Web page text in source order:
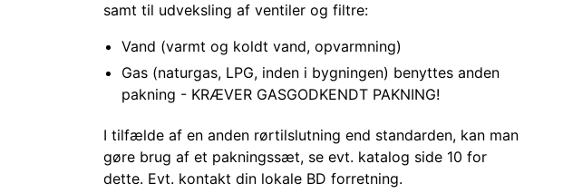
samt til udveksling af ventiler og filtre:
Vand (varmt og koldt vand, opvarmning)
Gas (naturgas, LPG, inden i bygningen) benyttes anden
pakning - KRÆVER GASGODKENDT PAKNING!
I tilfælde af en anden rørtilslutning end standarden, kan man
gøre brug af et pakningssæt, se evt. katalog side 10 for
dette. Evt. kontakt din lokale BD forretning.